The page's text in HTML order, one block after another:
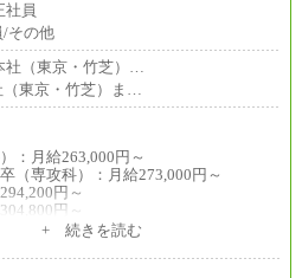
社員
/その他
社（東京・竹芝）…
東京・竹芝）ま…
：月給263,000円～
（専攻科）：月給273,000円～
円～
円～
社後の実業務において発揮できると
+ 続きを読む